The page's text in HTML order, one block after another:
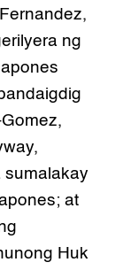
ng
sumalakay
at
Huk